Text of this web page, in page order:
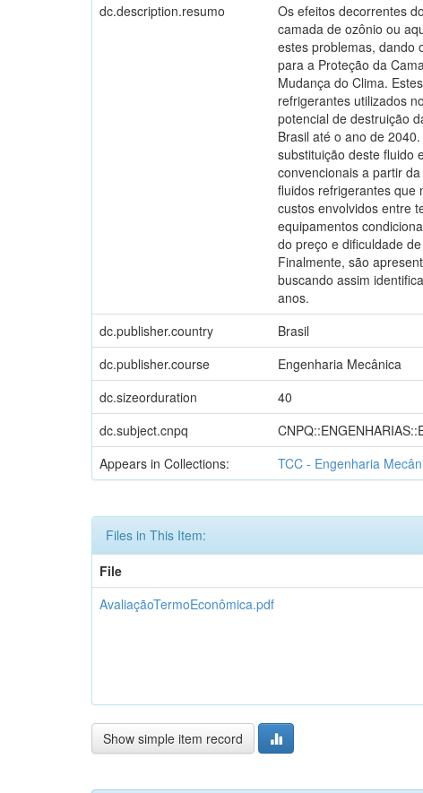
dc.description.resumo
Os efeitos decorrentes
camada de ozônio ou
estes problemas, dando
para a Proteção da
Mudança do Clima.
refrigerantes utilizados
potencial de destruição
Brasil até o ano de
substituição deste fluido
convencionais a partir
fluidos refrigerantes que
custos envolvidos entre
equipamentos
do preço e dificuldade
Finalmente, são
buscando assim
anos.
dc.publisher.country Brasil
dc.publisher.course
Engenharia Mecânica
dc.sizeorduration
40
dc.subject.cnpq
Appears in Collections:
TCC - Engenharia
Files in This Item:
File
AvaliaçãoTermoEconômica.pdf
Show simple item record